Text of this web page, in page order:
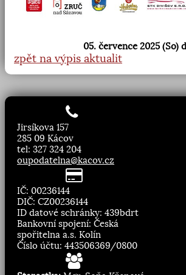
05. července 2025 (So)
zpět na výpis aktualit
Jirsíkova 157
285 09 Kácov
tel: 327 324 204
oupodatelna@kacov.cz
IČ: 00236144
DIČ: CZ00236144
ID datové schránky: 439bdrt
Bankovní spojení: Česká
spořitelna a.s. Kolín
Číslo účtu: 443506369/0800